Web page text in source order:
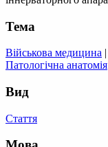
Тема
Військова медицина |
Патологічна анатомія
Вид
Стаття